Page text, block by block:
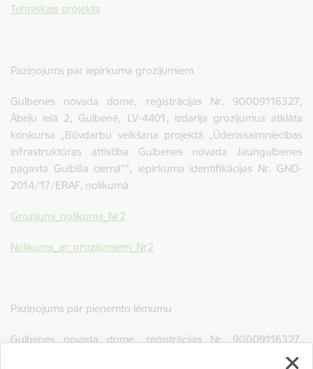
Tehniskais projekts
Paziņojums par iepirkuma grozījumiem
Gulbenes novada dome, reģistrācijas Nr. 90009116327,
Ābeļu ielā 2, Gulbenē, LV-4401, izdarīja grozījumus atklāta
konkursa „Būvdarbu veikšana projektā „Ūdenssaimniecības
infrastruktūras attīstība Gulbenes novada Jaungulbenes
pagasta Gulbīša ciemā"", iepirkuma identifikācijas Nr. GND-
2014/17/ERAF, nolikumā.
Grozijumi_nolikuma_Nr2
Nolikums_ar_grozijumiem_Nr2
Paziņojums par pieņemto lēmumu
Gulbenes novada dome, reģistrācijas Nr. 90009116327,
Ābeļu ielā 2, Gulbenē, LV-4401, pieņēmusi lēmumu iepirkumā